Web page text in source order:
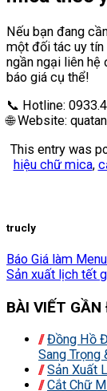
Nếu bạn đang
một đối tác uy
ngần ngại liên hệ
báo giá cụ thể!
📞 Hotline:
🌐 Website:
This entry was
hiệu chữ mica,
trucly
Báo Giá làm
Sản xuất lịch tết
BÀI VIẾT GẦN
Đồng Hồ
Sang Trọng
Sản Xuất
Cắt Chữ